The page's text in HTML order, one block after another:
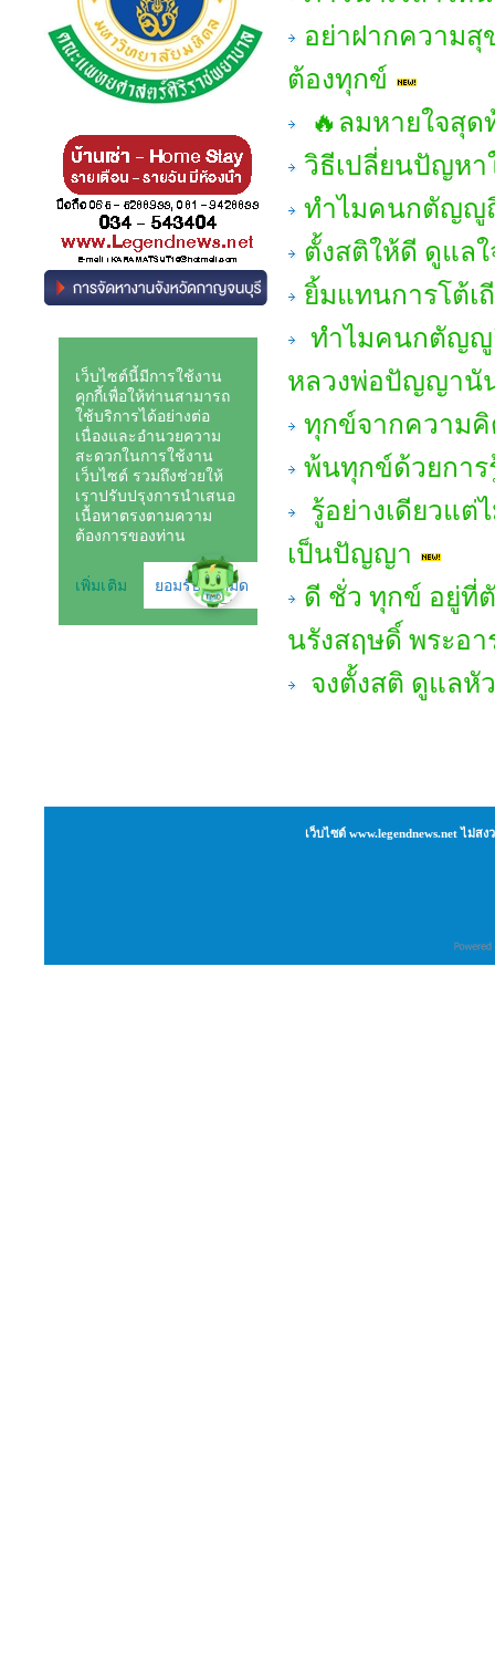
อย่าฝากความสุ
ต้องทุกข์
🔥ลมหายใจสุ
วิธีเปลี่ยนปัญห
ทำไมคนกตัญญู
ตั้งสติให้ดี ดูแล
ยิ้มแทนการโต้เ
ทำไมคนกตัญญู
หลวงพ่อปัญญา
ทุกข์จากความคิ
พ้นทุกข์ด้วยการ
รู้อย่างเดียวแ
เป็นปัญญา
ดี ชั่ว ทุกข์ อยู่ที่
นรังสฤษดิ์ พระอา
จงตั้งสติ ดูแลหั
เว็บไซต์ www.legendnews.net ไม่